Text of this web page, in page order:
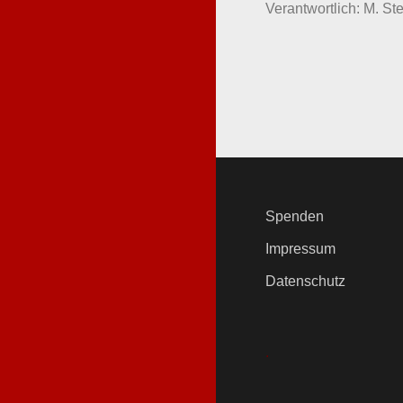
Verantwortlich: M.
Spenden
Impressum
Datenschutz
.